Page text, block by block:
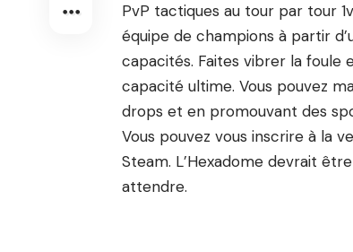
PvP tactiques au tour par tour
équipe de champions à partir
capacités. Faites vibrer la
capacité ultime. Vous pouvez
drops et en promouvant des
Vous pouvez vous inscrire à la
Steam. L’Hexadome devrait
attendre.